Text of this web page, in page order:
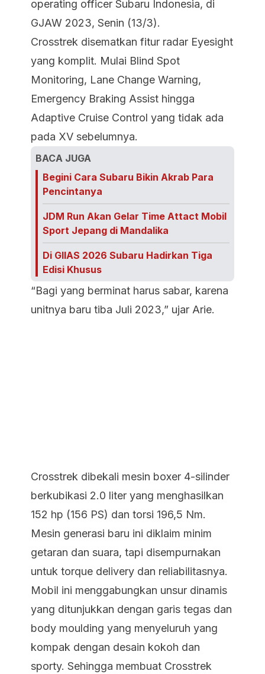
operating officer Subaru Indonesia, di
GJAW 2023, Senin (13/3).
Crosstrek disematkan fitur radar Eyesight
yang komplit. Mulai Blind Spot
Monitoring, Lane Change Warning,
Emergency Braking Assist hingga
Adaptive Cruise Control yang tidak ada
pada XV sebelumnya.
BACA JUGA
Begini Cara Subaru Bikin Akrab Para
Pencintanya
JDM Run Akan Gelar Time Attact Mobil
Sport Jepang di Mandalika
Di GIIAS 2026 Subaru Hadirkan Tiga
Edisi Khusus
“Bagi yang berminat harus sabar, karena
unitnya baru tiba Juli 2023,” ujar Arie.
Crosstrek dibekali mesin boxer 4-silinder
berkubikasi 2.0 liter yang menghasilkan
152 hp (156 PS) dan torsi 196,5 Nm.
Mesin generasi baru ini diklaim minim
getaran dan suara, tapi disempurnakan
untuk torque delivery dan reliabilitasnya.
Mobil ini menggabungkan unsur dinamis
yang ditunjukkan dengan garis tegas dan
body moulding yang menyeluruh yang
kompak dengan desain kokoh dan
sporty. Sehingga membuat Crosstrek